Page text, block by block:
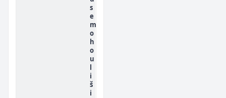
s
e
m
o
h
o
u
l
i
š
i